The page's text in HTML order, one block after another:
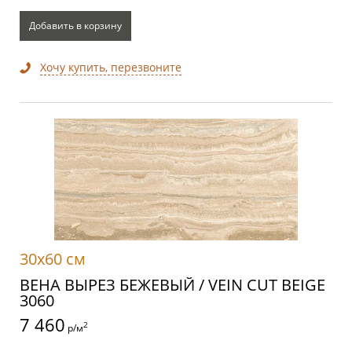
Добавить в корзину
Хочу купить, перезвоните
30x60 см
ВЕНА ВЫРЕЗ БЕЖЕВЫЙ / VEIN CUT BEIGE
3060
7 460 р/м2